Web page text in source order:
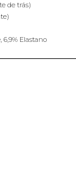
de trás)
6,9% Elastano